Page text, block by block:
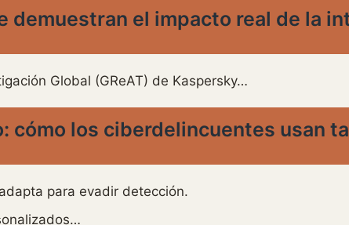
demuestran el impacto real de la
Global (GReAT) de Kaspersky…
cómo los ciberdelincuentes usan
para evadir detección.